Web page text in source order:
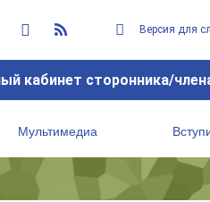
Версия для
кабинет сторонника/
Мультимедиа